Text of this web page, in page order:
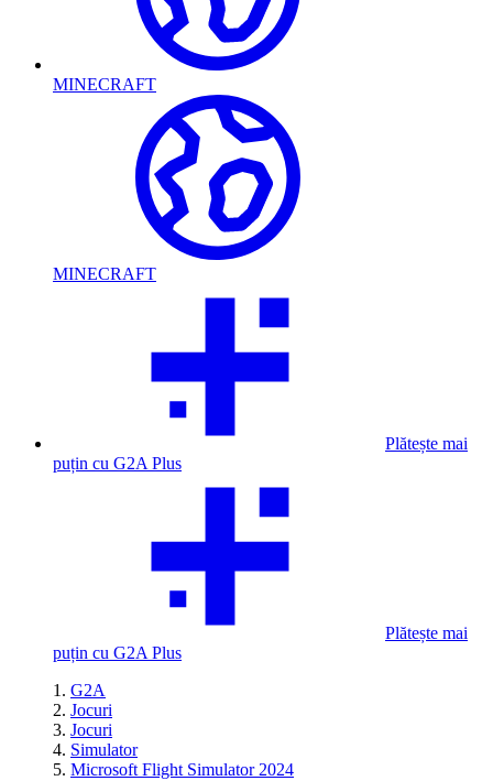
MINECRAFT
MINECRAFT
Plătește mai
puțin cu G2A Plus
Plătește mai
puțin cu G2A Plus
G2A
Jocuri
Jocuri
Simulator
Microsoft Flight Simulator 2024